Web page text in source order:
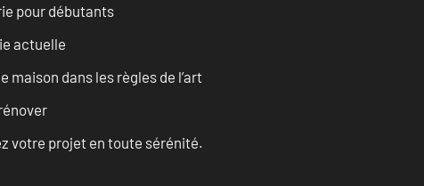
pour débutants
actuelle
dans les règles de l’art
votre projet en toute sérénité.